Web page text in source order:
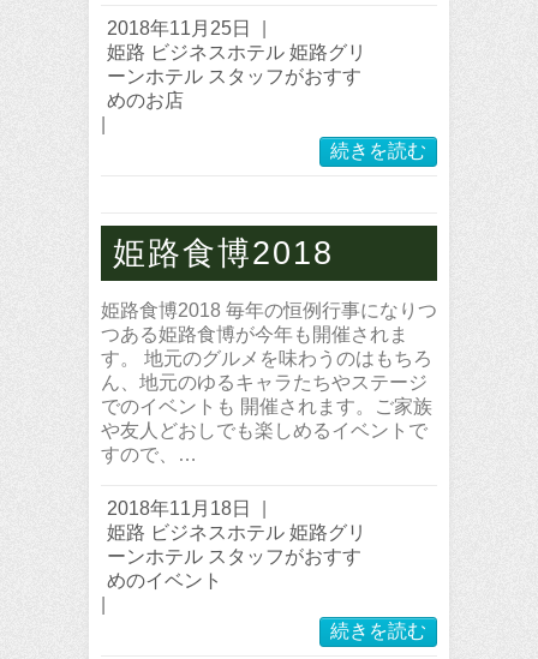
2018年11月25日
姫路 ビジネスホテル 姫路グリ
ーンホテル スタッフがおすす
めのお店
続きを読む
姫路食博2018
姫路食博2018 毎年の恒例行事になりつ
つある姫路食博が今年も開催されま
す。 地元のグルメを味わうのはもちろ
ん、地元のゆるキャラたちやステージ
でのイベントも 開催されます。ご家族
や友人どおしでも楽しめるイベントで
すので、…
2018年11月18日
姫路 ビジネスホテル 姫路グリ
ーンホテル スタッフがおすす
めのイベント
続きを読む